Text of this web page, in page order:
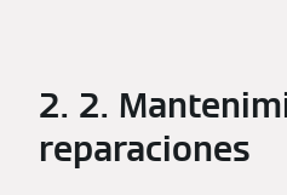
2. 2.
reparaciones